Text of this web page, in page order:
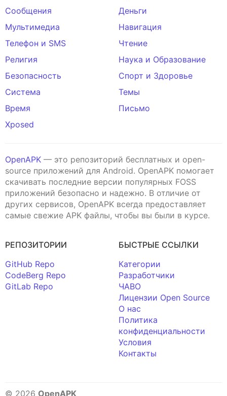
Сообщения
Деньги
Мультимедиа
Навигация
Телефон и SMS
Чтение
Религия
Наука и Образование
Безопасность
Спорт и Здоровье
Система
Темы
Время
Письмо
Xposed
OpenAPK — это репозиторий бесплатных и open-
source приложений для Android. OpenAPK помогает
скачивать последние версии популярных FOSS
приложений безопасно и надежно. В отличие от
других сервисов, OpenAPK всегда предоставляет
самые свежие APK файлы, чтобы вы были в курсе.
РЕПОЗИТОРИИ
GitHub Repo
CodeBerg Repo
GitLab Repo
БЫСТРЫЕ ССЫЛКИ
Категории
Разработчики
ЧАВО
Лицензии Open Source
О нас
Политика
конфиденциальности
Условия
Контакты
© 2026 OpenAPK